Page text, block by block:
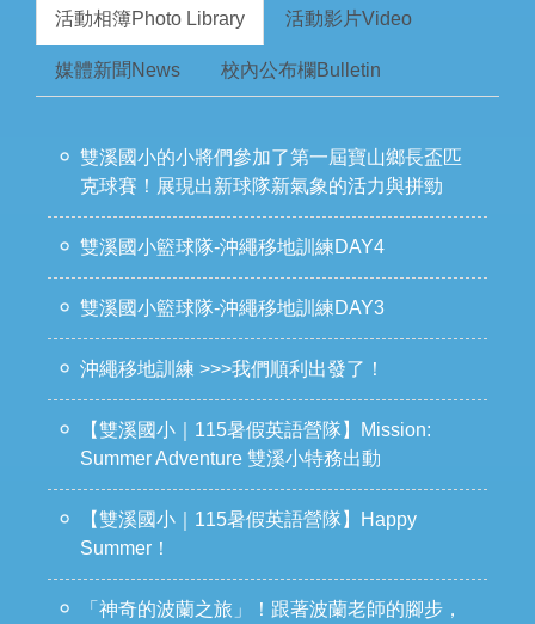
活動相簿Photo Library 活動影片Video
媒體新聞News 校內公布欄Bulletin
雙溪國小的小將們參加了第一屆寶山鄉長盃匹
克球賽！展現出新球隊新氣象的活力與拼勁
雙溪國小籃球隊-沖繩移地訓練DAY4
雙溪國小籃球隊-沖繩移地訓練DAY3
沖繩移地訓練 >>>我們順利出發了！
【雙溪國小｜115暑假英語營隊】Mission:
Summer Adventure 雙溪小特務出動
【雙溪國小｜115暑假英語營隊】Happy
Summer！
「神奇的波蘭之旅」！跟著波蘭老師的腳步，